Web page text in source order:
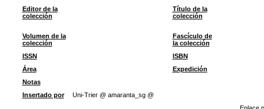
Editor de la
colección
Título de la
colección
Volumen de la
colección
Fascículo de
la colección
ISSN
ISBN
Área
Expedición
Notas
Insertado por
Uni-Trier @ amaranta_sg @